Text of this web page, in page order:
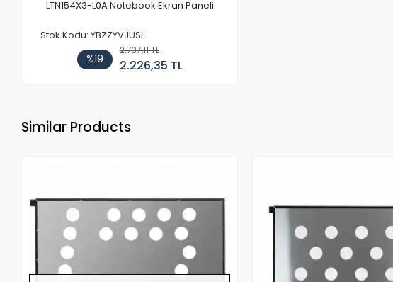
LTN154X3-L0A Notebook Ekran Paneli
Stok Kodu: YBZZYVJUSL
%19
2.737,11 TL
2.226,35 TL
Similar Products